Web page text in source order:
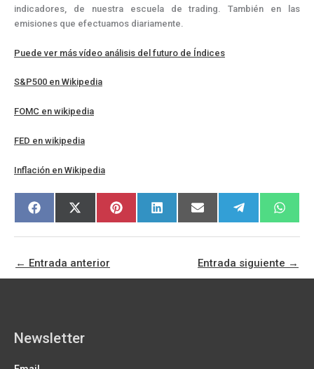
indicadores, de nuestra escuela de trading. También en las
emisiones que efectuamos diariamente.
Puede ver más vídeo análisis del futuro de Índices
S&P500 en Wikipedia
FOMC en wikipedia
FED en wikipedia
Inflación en Wikipedia
Compartir
en
F
a
e
o
o
Compartir
en
X
(
w
t
Compartir
en
P
i
t
Compartir
en
L
i
k
Compartir
en
E
m
i
Compartir
en
e
e
r
a
en
W
h
t
p
← Entrada anterior Entrada siguiente →
Newsletter